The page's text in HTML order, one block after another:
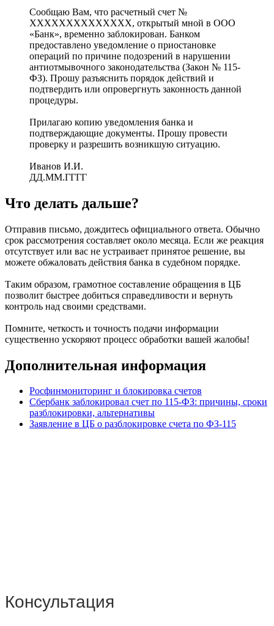
Сообщаю Вам, что расчетный счет №
XXXXXXXXXXXXXX, открытый мной в ООО
«Банк», временно заблокирован. Банком
предоставлено уведомление о приостановке
операций по причине подозрений в нарушении
антиотмывочного законодательства (Закон № 115-
ФЗ). Прошу разъяснить порядок действий и
подтвердить или опровергнуть законность данной
процедуры.
Прилагаю копию уведомления банка и
подтверждающие документы. Прошу провести
проверку и разрешить возникшую ситуацию.
Иванов И.И.
ДД.ММ.ГГГГ
Что делать дальше?
Отправив письмо, дождитесь официального ответа. Обычно
срок рассмотрения составляет около месяца. Если же реакция
отсутствует или вас не устраивает принятое решение, вы
можете обжаловать действия банка в судебном порядке.
Таким образом, грамотное составление обращения в ЦБ
позволит быстрее добиться справедливости и вернуть
контроль над своими средствами.
Помните, четкость и точность подачи информации
существенно ускоряют процесс обработки вашей жалобы!
Дополнительная информация
Росфинмониторинг и блокировка счетов
Сбербанк заблокировал счет по 115-ФЗ: причины, сроки
разблокировки, альтернативы
Заявление в ЦБ о разблокировке счета по ФЗ-115
Консультация